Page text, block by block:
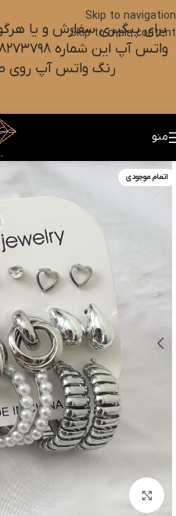
Skip to navigation
Skip to main content
برای پیگیری سفارش و یا
رنگ واتس آپ روی
منو
اتمام موجودی
بزرگنمایی تصویر